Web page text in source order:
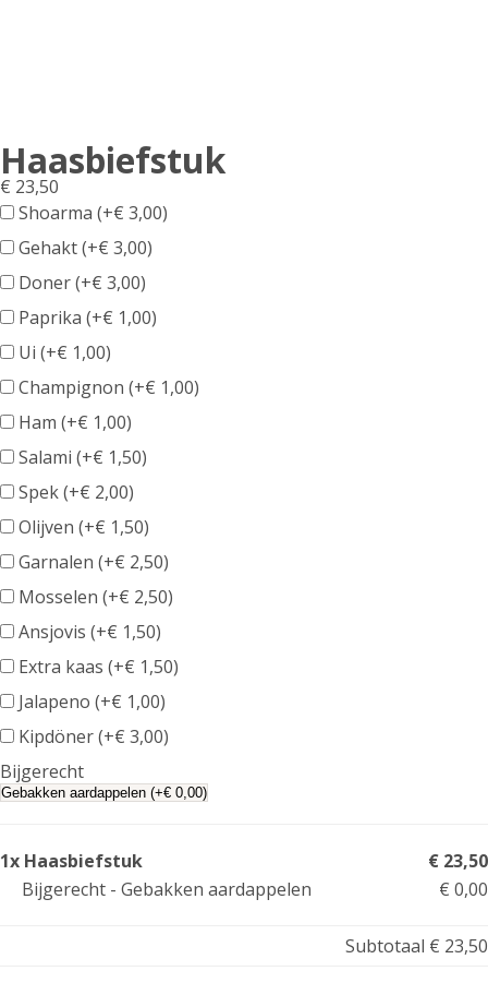
Haasbiefstuk
€ 23,50
Shoarma (+€ 3,00)
Gehakt (+€ 3,00)
Doner (+€ 3,00)
Paprika (+€ 1,00)
Ui (+€ 1,00)
Champignon (+€ 1,00)
Ham (+€ 1,00)
Salami (+€ 1,50)
Spek (+€ 2,00)
Olijven (+€ 1,50)
Garnalen (+€ 2,50)
Mosselen (+€ 2,50)
Ansjovis (+€ 1,50)
Extra kaas (+€ 1,50)
Jalapeno (+€ 1,00)
Kipdöner (+€ 3,00)
Bijgerecht
1x Haasbiefstuk
€ 23,50
Bijgerecht - Gebakken aardappelen
€ 0,00
Subtotaal € 23,50